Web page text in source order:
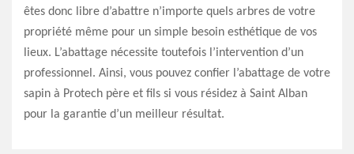
êtes donc libre d’abattre n’importe quels arbres de votre
propriété même pour un simple besoin esthétique de vos
lieux. L’abattage nécessite toutefois l’intervention d’un
professionnel. Ainsi, vous pouvez confier l’abattage de votre
sapin à Protech père et fils si vous résidez à Saint Alban
pour la garantie d’un meilleur résultat.